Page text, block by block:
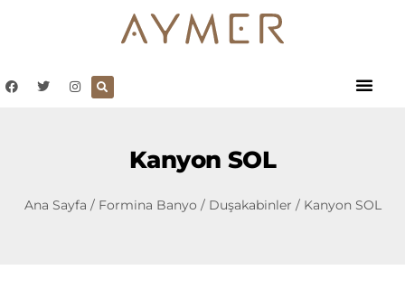
Kanyon SOL
Ana Sayfa / Formina Banyo / Duşakabinler / Kanyon SOL